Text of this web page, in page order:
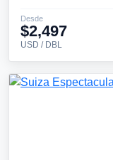
Desde
$2,497
USD / DBL